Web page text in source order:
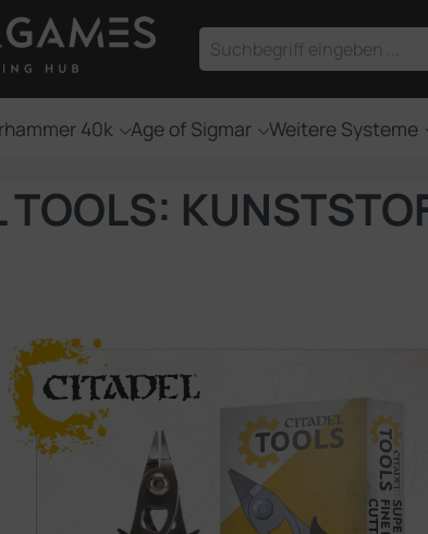
40k Age of Sigmar Weitere Systeme
TOOLS: